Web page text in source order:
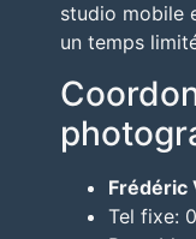
studio mobile
un temps
Frédéric
Tel fixe: